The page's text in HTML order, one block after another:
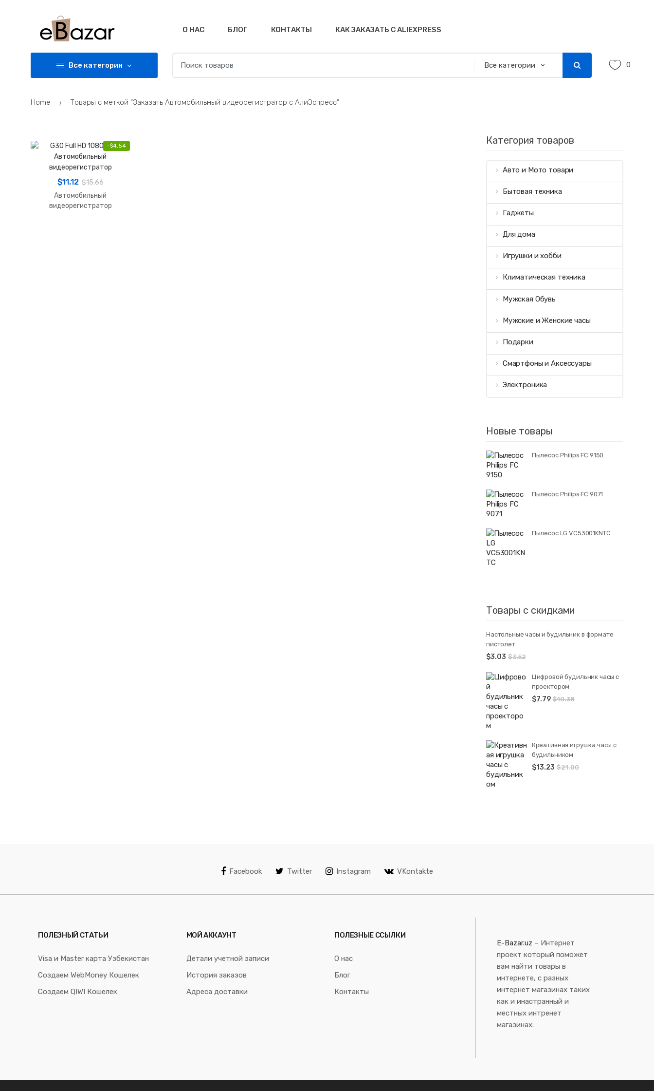
О НАС БЛОГ КОНТАКТЫ КАК ЗАКАЗАТЬ С ALIEXPRESS
Все категории
for:
0
Home Товары с меткой “Заказать Автомобильный видеорегистратор с АлиЭспресс”
-$4.54
$11.12 $15.66
Автомобильный
видеорегистратор
Категория товаров
Авто и Мото товари
Бытовая техника
Гаджеты
Для дома
Игрушки и хобби
Климатическая техника
Мужская Обувь
Мужские и Женские часы
Подарки
Смартфоны и Аксессуары
Электроника
Новые товары
Пылесос Philips FC 9150
Пылесос Philips FC 9071
Пылесос LG VC53001KNTC
Товары с скидками
Настольные часы и будильник в формате
пистолет
$3.03 $3.52
Цифровой будильник часы с
проектором
$7.79 $10.38
Креативная игрушка часы c
будильником
$13.23 $21.00
Facebook Twitter Instagram VKontakte
ПОЛЕЗНЫЙ СТАТЬИ
Visa и Master карта Узбекистан
Создаем WebMoney Кошелек
Создаем QIWI Кошелек
МОЙ АККАУНТ
Детали учетной записи
История заказов
Адреса доставки
ПОЛЕЗНЫЕ ССЫЛКИ
О нас
Блог
Контакты
E-Bazar.uz – Интернет
проект который поможет
вам найти товары в
интернете, с разных
интернет магазинах таких
как и инастранный и
местных интренет
магазинах.